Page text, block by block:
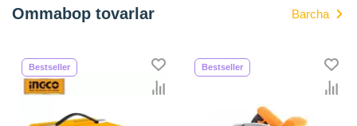
Ommabop tovarlar Barcha
Bestseller Bestseller